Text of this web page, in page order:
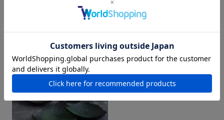
すべての商品